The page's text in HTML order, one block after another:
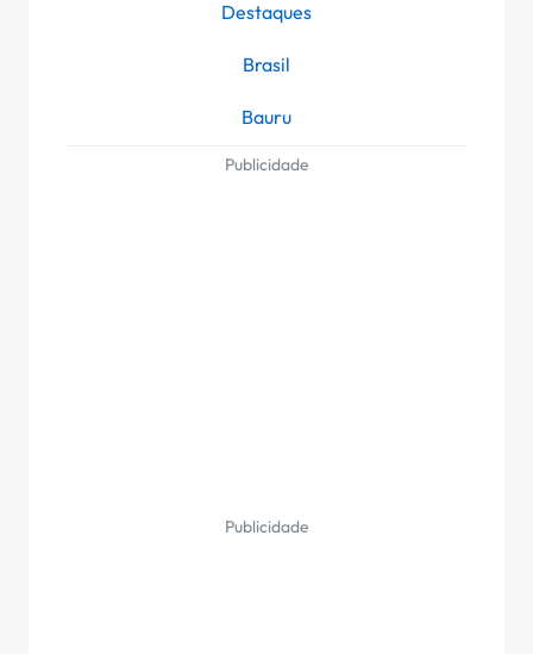
Destaques
Brasil
Bauru
Publicidade
Publicidade